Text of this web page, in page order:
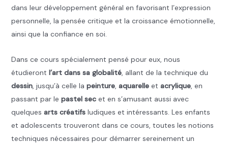
dans leur développement général en favorisant l’expression
personnelle, la pensée critique et la croissance émotionnelle,
ainsi que la confiance en soi.
Dans ce cours spécialement pensé pour eux, nous
étudieront l’art dans sa globalité, allant de la technique du
dessin, jusqu’à celle la peinture, aquarelle et acrylique, en
passant par le pastel secet en s’amusant aussi avec
quelques arts créatifsludiques et intéressants. Les enfants
et adolescents trouveront dans ce cours, toutes les notions
techniques nécessaires pour démarrer sereinement un